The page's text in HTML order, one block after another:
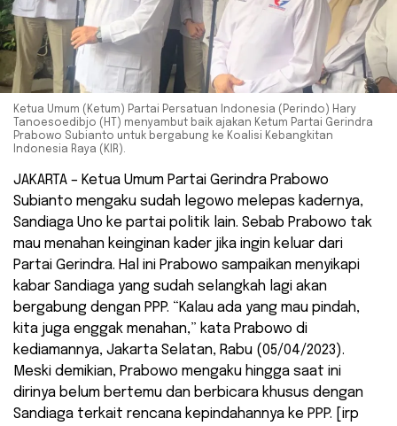
Ketua Umum (Ketum) Partai Persatuan Indonesia (Perindo) Hary
Tanoesoedibjo (HT) menyambut baik ajakan Ketum Partai Gerindra
Prabowo Subianto untuk bergabung ke Koalisi Kebangkitan
Indonesia Raya (KIR).
JAKARTA – Ketua Umum Partai Gerindra Prabowo
Subianto mengaku sudah legowo melepas kadernya,
Sandiaga Uno ke partai politik lain. Sebab Prabowo tak
mau menahan keinginan kader jika ingin keluar dari
Partai Gerindra. Hal ini Prabowo sampaikan menyikapi
kabar Sandiaga yang sudah selangkah lagi akan
bergabung dengan PPP. “Kalau ada yang mau pindah,
kita juga enggak menahan,” kata Prabowo di
kediamannya, Jakarta Selatan, Rabu (05/04/2023).
Meski demikian, Prabowo mengaku hingga saat ini
dirinya belum bertemu dan berbicara khusus dengan
Sandiaga terkait rencana kepindahannya ke PPP. [irp